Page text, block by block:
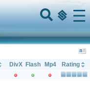
Menu
DivX Flash Mp4
Rating